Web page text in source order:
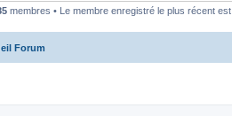
membres • Le membre enregistré le plus récent est
Forum